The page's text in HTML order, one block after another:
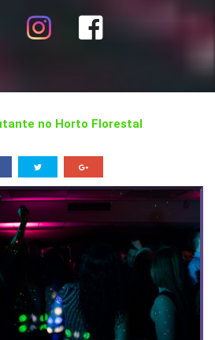
no Horto Florestal